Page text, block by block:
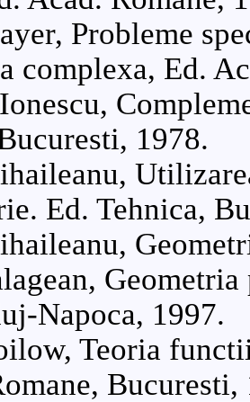
Probleme
complexa, Ed.
1978.
Ed. Tehnica,
Napoca, 1997.
Teoria
Bucuresti,